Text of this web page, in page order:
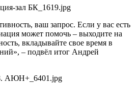
ваш запрос. Если у вас есть
может помочь – выходите на
вкладывайте свое время в
– подвёл итог Андрей